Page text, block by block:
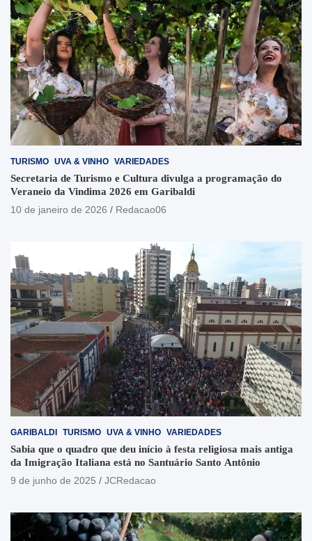
TURISMO UVA & VINHO VARIEDADES
Secretaria de Turismo e Cultura divulga a programação do
Veraneio da Vindima 2026 em Garibaldi
10 de janeiro de 2026
Redacao06
GARIBALDI TURISMO UVA & VINHO VARIEDADES
Sabia que o quadro que deu início à festa religiosa mais antiga
da Imigração Italiana está no Santuário Santo Antônio
9 de junho de 2025
JCRedacao